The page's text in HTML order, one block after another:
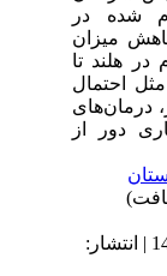
شده در
میزان
هلند تا
احتمال
درمان‌های
دور از
دریافت: 1400/3/10 | پذیرش: 1400/3/11 | انتشار: